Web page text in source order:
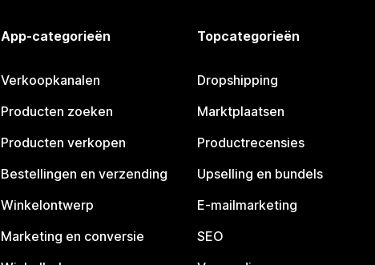
App-categorieën
Verkoopkanalen
Producten zoeken
Producten verkopen
Bestellingen en verzending
Winkelontwerp
Marketing en conversie
Topcategorieën
Dropshipping
Marktplaatsen
Productrecensies
Upselling en bundels
E-mailmarketing
SEO